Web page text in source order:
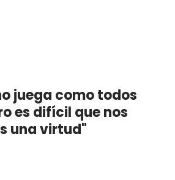
juega como todos
es difícil que nos
una virtud"